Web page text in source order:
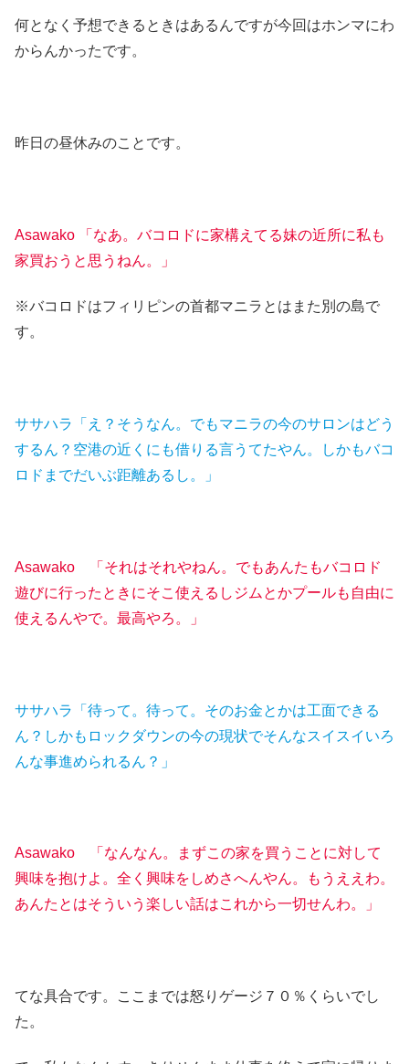
何となく予想できるときはあるんですが今回はホンマにわ
からんかったです。
昨日の昼休みのことです。
Asawako 「なあ。バコロドに家構えてる妹の近所に私も
家買おうと思うねん。」
※バコロドはフィリピンの首都マニラとはまた別の島で
す。
ササハラ「え？そうなん。でもマニラの今のサロンはどう
するん？空港の近くにも借りる言うてたやん。しかもバコ
ロドまでだいぶ距離あるし。」
Asawako 「それはそれやねん。でもあんたもバコロド
遊びに行ったときにそこ使えるしジムとかプールも自由に
使えるんやで。最高やろ。」
ササハラ「待って。待って。そのお金とかは工面できる
ん？しかもロックダウンの今の現状でそんなスイスイいろ
んな事進められるん？」
Asawako 「なんなん。まずこの家を買うことに対して
興味を抱けよ。全く興味をしめさへんやん。もうええわ。
あんたとはそういう楽しい話はこれから一切せんわ。」
てな具合です。ここまでは怒りゲージ７０％くらいでし
た。